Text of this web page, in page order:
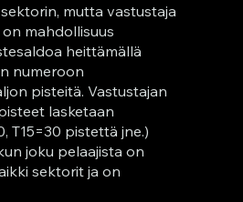
mutta vastustaja
mahdollisuus
heittämällä
numeroon
pisteitä. Vastustajan
lasketaan
T15=30 pistettä jne.)
joku pelaajista on
sektorit ja on